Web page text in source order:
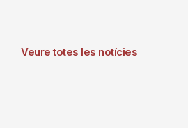
Veure totes les notícies